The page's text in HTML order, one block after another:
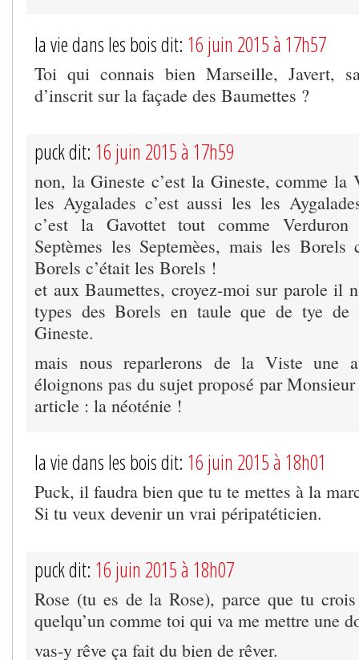
la vie dans les bois dit: 16 juin 2015 à 17h57
Toi qui connais bien Marseille, Javert,
d’inscrit sur la façade des Baumettes ?
puck dit: 16 juin 2015 à 17h59
non, la Gineste c’est la Gineste, comme la
les Aygalades c’est aussi les les
c’est la Gavottet tout comme Verduron
Septèmes les Septemèes, mais les
Borels c’était les Borels !
et aux Baumettes, croyez-moi sur parole il
types des Borels en taule que de tye
Gineste.
mais nous reparlerons de la Viste une
éloignons pas du sujet proposé par
article : la néoténie !
la vie dans les bois dit: 16 juin 2015 à 18h01
Puck, il faudra bien que tu te mettes à la
Si tu veux devenir un vrai péripatéticien.
puck dit: 16 juin 2015 à 18h07
Rose (tu es de la Rose), parce que tu crois
quelqu’un comme toi qui va me mettre une
vas-y rêve ça fait du bien de rêver.